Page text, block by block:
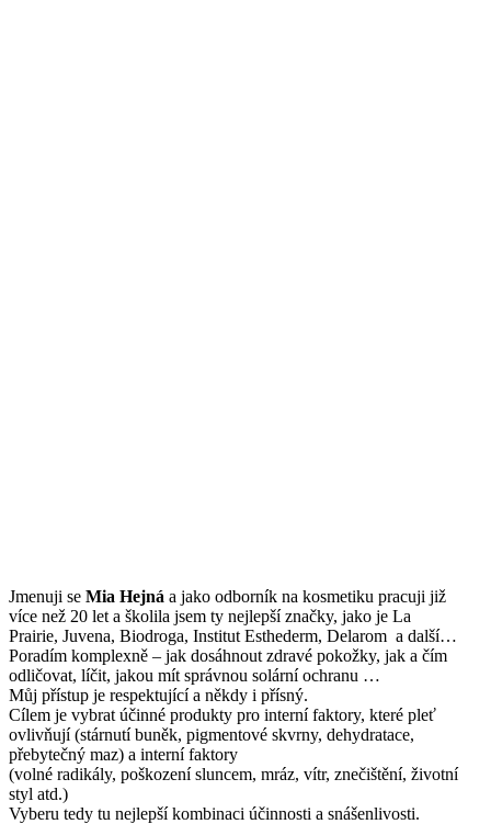
Jmenuji se Mia Hejná a jako odborník na kosmetiku pracuji již
více než 20 let a školila jsem ty nejlepší značky, jako je La
Prairie, Juvena, Biodroga, Institut Esthederm, Delarom a další…
Poradím komplexně – jak dosáhnout zdravé pokožky, jak a čím
odličovat, líčit, jakou mít správnou solární ochranu …
Můj přístup je respektující a někdy i přísný.
Cílem je vybrat účinné produkty pro interní faktory, které pleť
ovlivňují (stárnutí buněk, pigmentové skvrny, dehydratace,
přebytečný maz) a interní faktory
(volné radikály, poškození sluncem, mráz, vítr, znečištění, životní
styl atd.)
Vyberu tedy tu nejlepší kombinaci účinnosti a snášenlivosti.